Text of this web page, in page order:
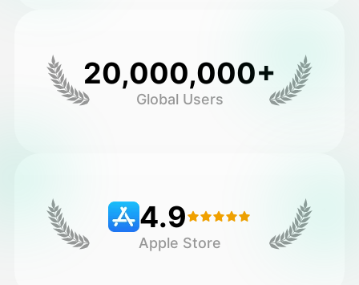
20,000,000+
Global Users
4.9
Apple Store